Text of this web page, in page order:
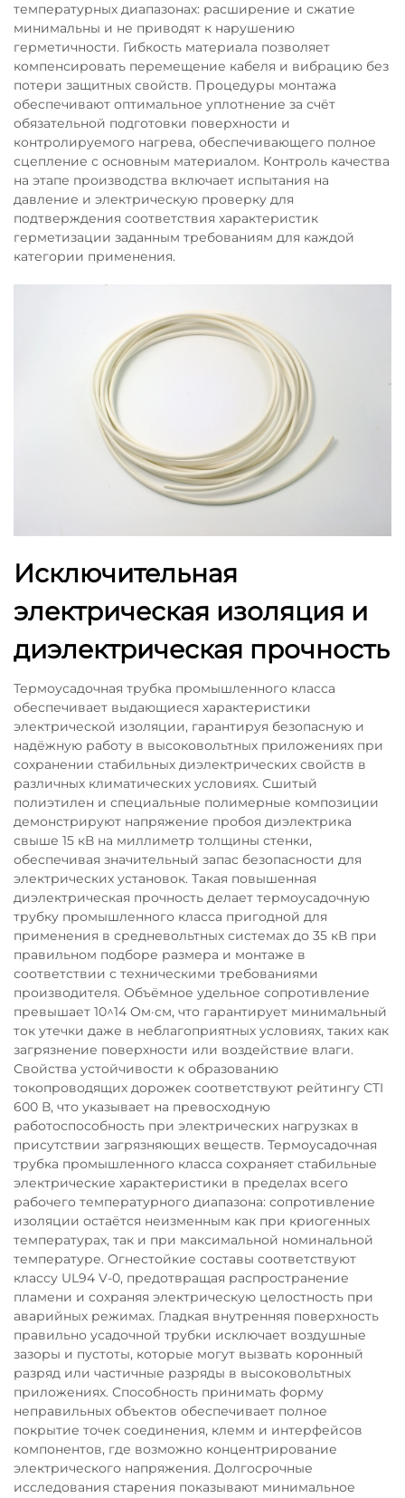
температурных диапазонах: расширение и сжатие
минимальны и не приводят к нарушению
герметичности. Гибкость материала позволяет
компенсировать перемещение кабеля и вибрацию без
потери защитных свойств. Процедуры монтажа
обеспечивают оптимальное уплотнение за счёт
обязательной подготовки поверхности и
контролируемого нагрева, обеспечивающего полное
сцепление с основным материалом. Контроль качества
на этапе производства включает испытания на
давление и электрическую проверку для
подтверждения соответствия характеристик
герметизации заданным требованиям для каждой
категории применения.
Исключительная
электрическая изоляция и
диэлектрическая прочность
Термоусадочная трубка промышленного класса
обеспечивает выдающиеся характеристики
электрической изоляции, гарантируя безопасную и
надёжную работу в высоковольтных приложениях при
сохранении стабильных диэлектрических свойств в
различных климатических условиях. Сшитый
полиэтилен и специальные полимерные композиции
демонстрируют напряжение пробоя диэлектрика
свыше 15 кВ на миллиметр толщины стенки,
обеспечивая значительный запас безопасности для
электрических установок. Такая повышенная
диэлектрическая прочность делает термоусадочную
трубку промышленного класса пригодной для
применения в средневольтных системах до 35 кВ при
правильном подборе размера и монтаже в
соответствии с техническими требованиями
производителя. Объёмное удельное сопротивление
превышает 10^14 Ом·см, что гарантирует минимальный
ток утечки даже в неблагоприятных условиях, таких как
загрязнение поверхности или воздействие влаги.
Свойства устойчивости к образованию
токопроводящих дорожек соответствуют рейтингу CTI
600 В, что указывает на превосходную
работоспособность при электрических нагрузках в
присутствии загрязняющих веществ. Термоусадочная
трубка промышленного класса сохраняет стабильные
электрические характеристики в пределах всего
рабочего температурного диапазона: сопротивление
изоляции остаётся неизменным как при криогенных
температурах, так и при максимальной номинальной
температуре. Огнестойкие составы соответствуют
классу UL94 V-0, предотвращая распространение
пламени и сохраняя электрическую целостность при
аварийных режимах. Гладкая внутренняя поверхность
правильно усадочной трубки исключает воздушные
зазоры и пустоты, которые могут вызвать коронный
разряд или частичные разряды в высоковольтных
приложениях. Способность принимать форму
неправильных объектов обеспечивает полное
покрытие точек соединения, клемм и интерфейсов
компонентов, где возможно концентрирование
электрического напряжения. Долгосрочные
исследования старения показывают минимальное